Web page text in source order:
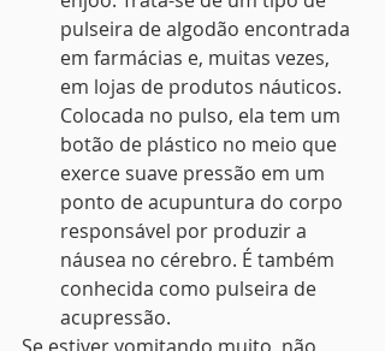
pulseira de algodão encontrada
em farmácias e, muitas vezes,
em lojas de produtos náuticos.
Colocada no pulso, ela tem um
botão de plástico no meio que
exerce suave pressão em um
ponto de acupuntura do corpo
responsável por produzir a
náusea no cérebro. É também
conhecida como pulseira de
acupressão.